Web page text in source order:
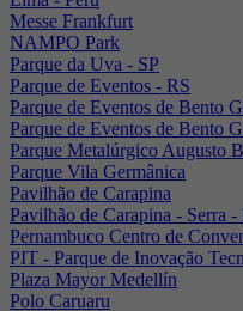
Messe Frankfurt
NAMPO Park
Parque da Uva - SP
Parque de Eventos - RS
Parque de Eventos de Bento
Parque de Eventos de Bento
Parque Metalúrgico Augusto
Parque Vila Germânica
Pavilhão de Carapina
Pavilhão de Carapina - Serra -
Pernambuco Centro de
PIT - Parque de Inovação
Plaza Mayor Medellín
Polo Caruaru